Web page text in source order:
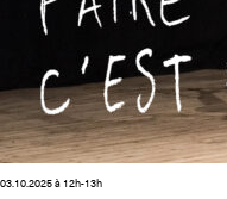
03.10.2025 à 12h-13h